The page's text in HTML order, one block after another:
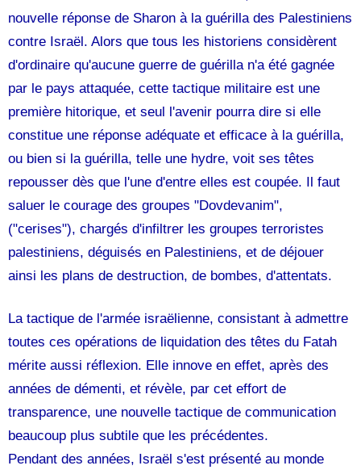
Vos
chroniques
Les
bonnes
adresses
nouvelle réponse de Sharon à la guérilla des Palestiniens
contre Israël. Alors que tous les historiens considèrent
d'ordinaire qu'aucune guerre de guérilla n'a été gagnée
par le pays attaquée, cette tactique militaire est une
première hitorique, et seul l'avenir pourra dire si elle
constitue une réponse adéquate et efficace à la guérilla,
ou bien si la guérilla, telle une hydre, voit ses têtes
repousser dès que l'une d'entre elles est coupée. Il faut
saluer le courage des groupes "Dovdevanim",
("cerises"), chargés d'infiltrer les groupes terroristes
palestiniens, déguisés en Palestiniens, et de déjouer
ainsi les plans de destruction, de bombes, d'attentats.
La tactique de l'armée israëlienne, consistant à admettre
toutes ces opérations de liquidation des têtes du Fatah
mérite aussi réflexion. Elle innove en effet, après des
années de démenti, et révèle, par cet effort de
transparence, une nouvelle tactique de communication
beaucoup plus subtile que les précédentes.
Pendant des années, Israël s'est présenté au monde